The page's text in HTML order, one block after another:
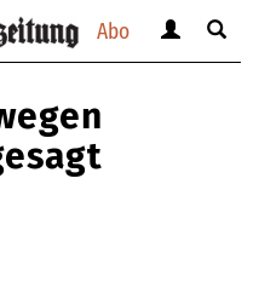
Abo
anzeigen
Suche